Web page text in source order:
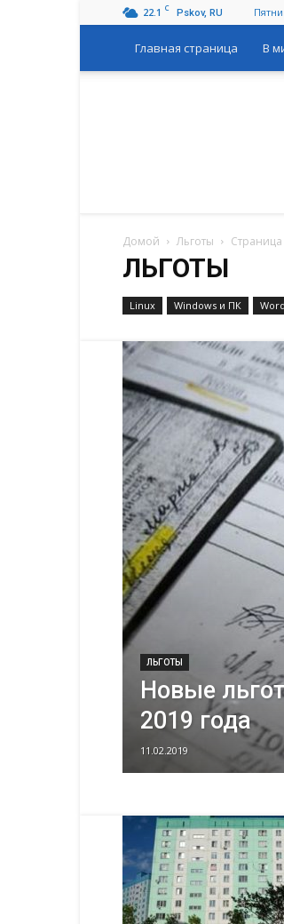
22.1 C Pskov, RU
Главная страница В
Домой Льготы Страница
ЛЬГОТЫ
Linux Windows и ПК
ЛЬГОТЫ
Новые
2019 года
11.02.2019